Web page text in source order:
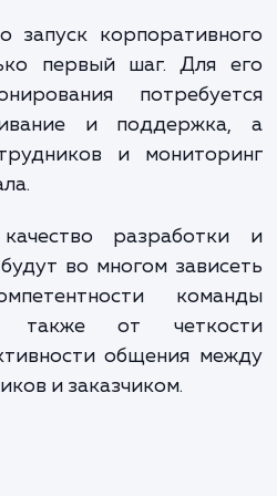
эффективность ваших